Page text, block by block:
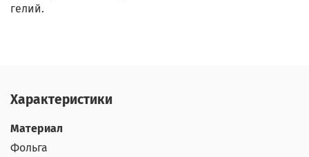
гелий.
Характеристики
Материал
Фольга